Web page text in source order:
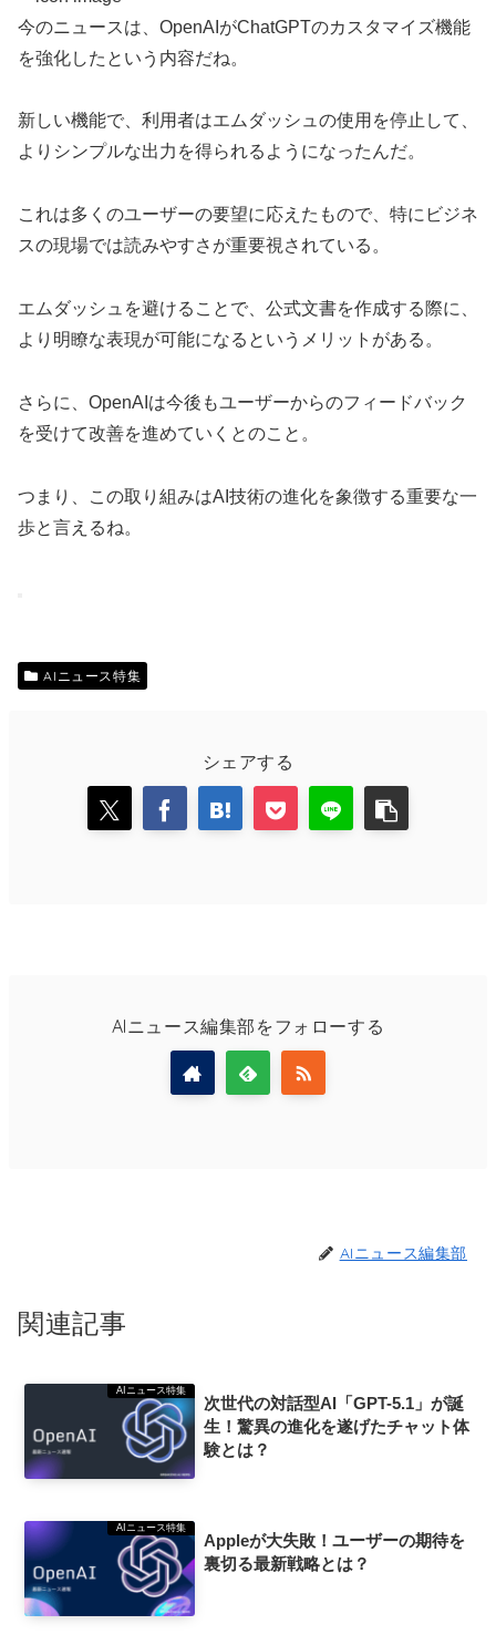
今のニュースは、OpenAIがChatGPTのカスタマイズ機能
を強化したという内容だね。
新しい機能で、利用者はエムダッシュの使用を停止して、
よりシンプルな出力を得られるようになったんだ。
これは多くのユーザーの要望に応えたもので、特にビジネ
スの現場では読みやすさが重要視されている。
エムダッシュを避けることで、公式文書を作成する際に、
より明瞭な表現が可能になるというメリットがある。
さらに、OpenAIは今後もユーザーからのフィードバック
を受けて改善を進めていくとのこと。
つまり、この取り組みはAI技術の進化を象徴する重要な一
歩と言えるね。
AIニュース特集
シェアする
AIニュース編集部をフォローする
AIニュース編集部
関連記事
AIニュース特集
次世代の対話型AI「GPT-5.1」が誕
生！驚異の進化を遂げたチャット体
験とは？
AIニュース特集
Appleが大失敗！ユーザーの期待を
裏切る最新戦略とは？